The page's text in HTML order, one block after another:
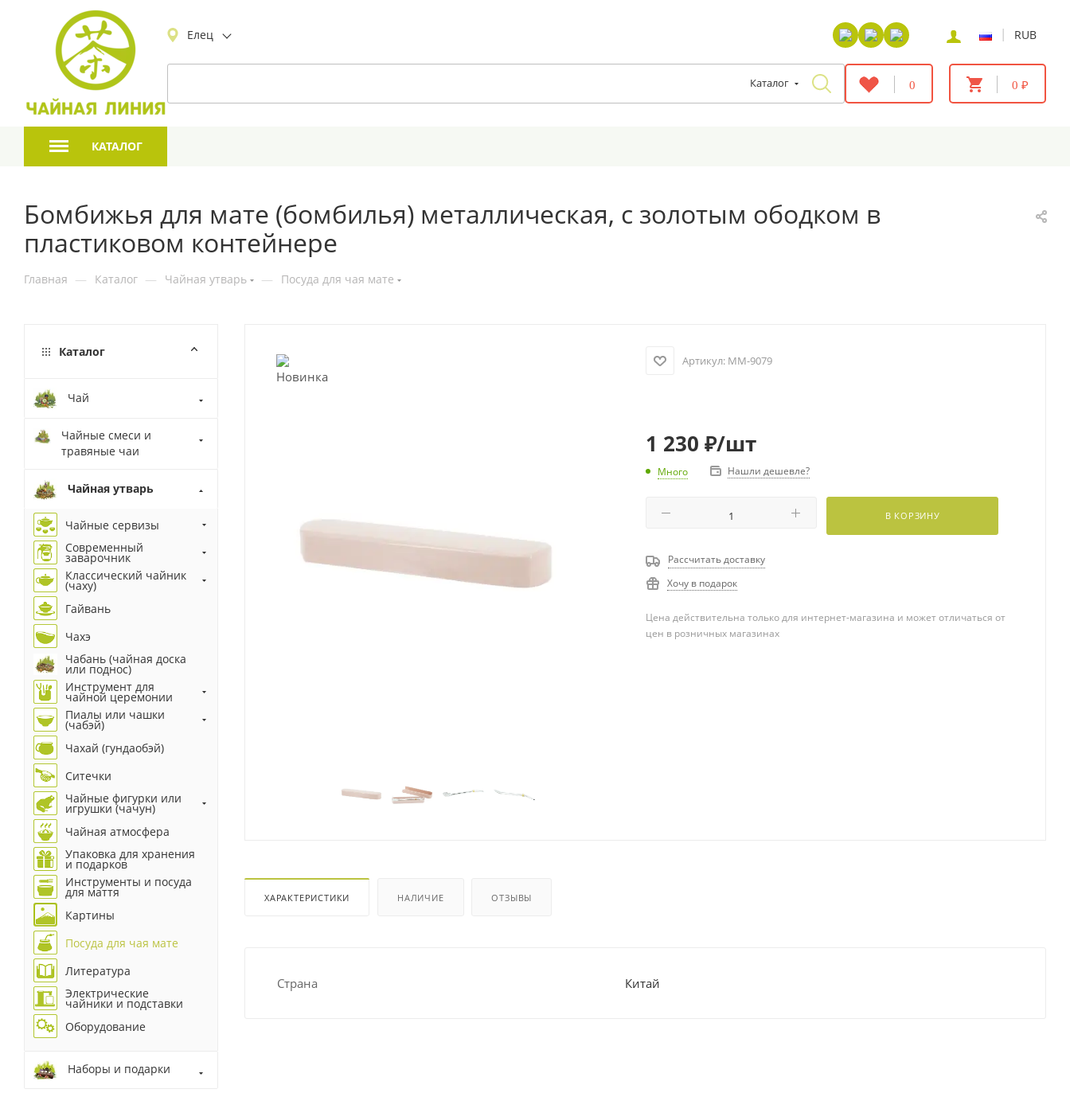
Елец | RUB
Каталог 0 0 ₽
КАТАЛОГ
Бомбижья для мате (бомбилья) металлическая, с золотым ободком в
пластиковом контейнере
Главная — Каталог — Чайная утварь — Посуда для чая мате
Артикул: MM-9079
1 230 ₽/шт
Много Нашли дешевле?
В КОРЗИНУ
Рассчитать доставку
Хочу в подарок
Цена действительна только для интернет-магазина и может отличаться от
цен в розничных магазинах
ХАРАКТЕРИСТИКИ НАЛИЧИЕ ОТЗЫВЫ
Страна Китай
Каталог
Чай
Чайные смеси и
травяные чаи
Чайная утварь
Чайные сервизы
Современный
заварочник
Классический чайник
(чаху)
Гайвань
Чахэ
Чабань (чайная доска
или поднос)
Инструмент для
чайной церемонии
Пиалы или чашки
(чабэй)
Чахай (гундаобэй)
Ситечки
Чайные фигурки или
игрушки (чачун)
Чайная атмосфера
Упаковка для хранения
и подарков
Инструменты и посуда
для маття
Картины
Посуда для чая мате
Литература
Электрические
чайники и подставки
Оборудование
Наборы и подарки